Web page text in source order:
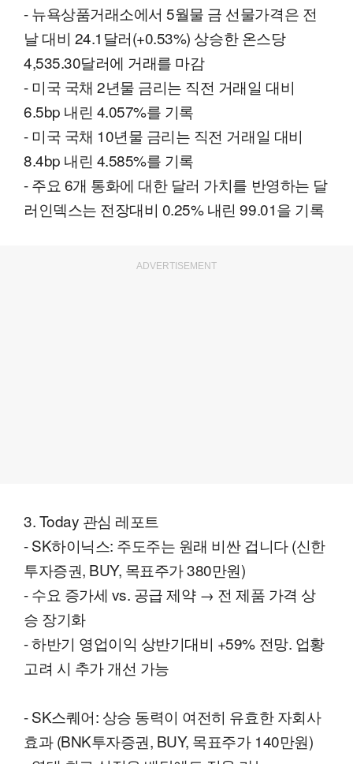
- 뉴욕상품거래소에서 5월물 금 선물가격은 전
날 대비 24.1달러(+0.53%) 상승한 온스당
4,535.30달러에 거래를 마감
- 미국 국채 2년물 금리는 직전 거래일 대비
6.5bp 내린 4.057%를 기록
- 미국 국채 10년물 금리는 직전 거래일 대비
8.4bp 내린 4.585%를 기록
- 주요 6개 통화에 대한 달러 가치를 반영하는 달
러인덱스는 전장대비 0.25% 내린 99.01을 기록
ADVERTISEMENT
3. Today 관심 레포트
- SK하이닉스: 주도주는 원래 비싼 겁니다 (신한
투자증권, BUY, 목표주가 380만원)
- 수요 증가세 vs. 공급 제약 → 전 제품 가격 상
승 장기화
- 하반기 영업이익 상반기대비 +59% 전망. 업황
고려 시 추가 개선 가능
- SK스퀘어: 상승 동력이 여전히 유효한 자회사
효과 (BNK투자증권, BUY, 목표주가 140만원)